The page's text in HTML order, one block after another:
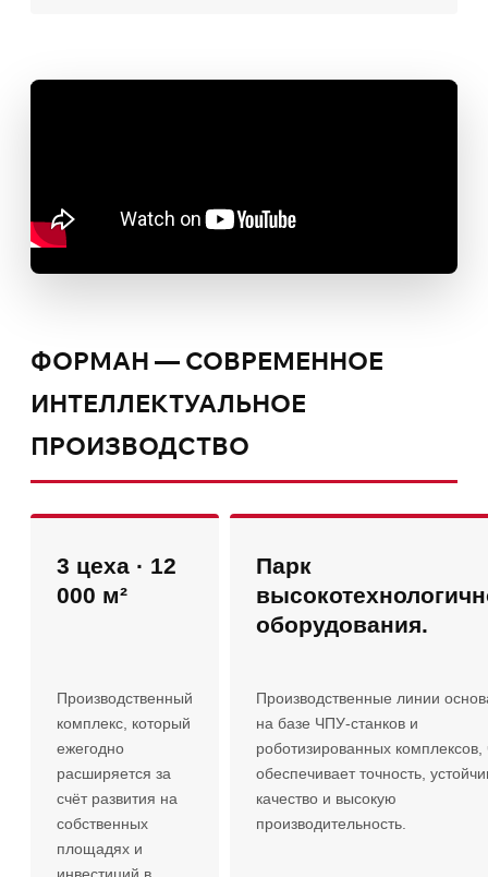
ФОРМАН — СОВРЕМЕННОЕ
ИНТЕЛЛЕКТУАЛЬНОЕ
ПРОИЗВОДСТВО
3 цеха · 12
000 м²
Производственный
комплекс, который
ежегодно
расширяется за
счёт развития на
собственных
площадях и
Парк
оборудования.
Производственные линии
на базе ЧПУ-станков и
роботизированных комплексов,
обеспечивает точность,
качество и высокую
производительность.